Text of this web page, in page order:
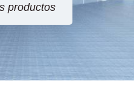
productos